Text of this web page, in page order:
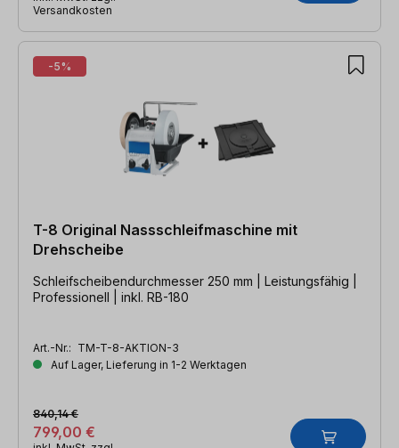
Versandkosten
-5%
T-8 Original Nassschleifmaschine mit
Drehscheibe
Schleifscheibendurchmesser 250 mm | Leistungsfähig |
Professionell | inkl. RB-180
Art.-Nr.: TM-T-8-AKTION-3
Auf Lager, Lieferung in 1-2 Werktagen
799,00 €
840,14 €